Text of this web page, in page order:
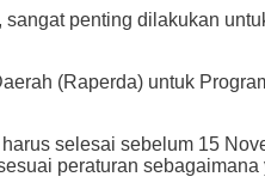
penting dilakukan
(Raperda) untuk
selesai sebelum 15
peraturan sebagaimana